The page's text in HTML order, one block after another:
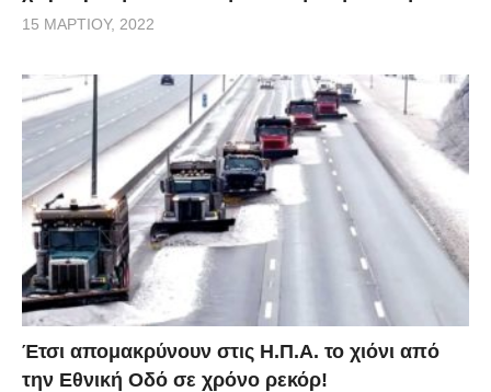
15 ΜΑΡΤΊΟΥ, 2022
Έτσι απομακρύνουν στις Η.Π.Α. το χιόνι από
την Εθνική Οδό σε χρόνο ρεκόρ!